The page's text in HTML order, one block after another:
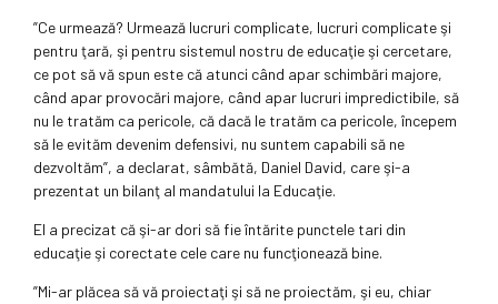
”Ce urmează? Urmează lucruri complicate, lucruri complicate şi
pentru ţară, şi pentru sistemul nostru de educaţie şi cercetare,
ce pot să vă spun este că atunci când apar schimbări majore,
când apar provocări majore, când apar lucruri impredictibile, să
nu le tratăm ca pericole, că dacă le tratăm ca pericole, începem
să le evităm devenim defensivi, nu suntem capabili să ne
dezvoltăm”, a declarat, sâmbătă, Daniel David, care şi-a
prezentat un bilanţ al mandatului la Educaţie.
El a precizat că şi-ar dori să fie întărite punctele tari din
educaţie şi corectate cele care nu funcţionează bine.
”Mi-ar plăcea să vă proiectaţi şi să ne proiectăm, şi eu, chiar